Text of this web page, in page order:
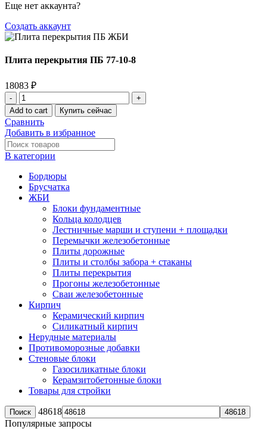
Еще нет аккаунта?
Создать аккаунт
Плита перекрытия ПБ 77-10-8
18083 ₽
Плита
перекрытия
ПБ
77-
10-
8
quantity
Add to cart Купить сейчас
Сравнить
Добавить в избранное
В категории
Бордюры
Брусчатка
ЖБИ
Блоки фундаментные
Кольца колодцев
Лестничные марши и ступени + площадки
Перемычки железобетонные
Плиты дорожные
Плиты и столбы забора + стаканы
Плиты перекрытия
Прогоны железобетонные
Сваи железобетонные
Кирпич
Керамический кирпич
Силикатный кирпич
Нерудные материалы
Противоморозные добавки
Стеновые блоки
Газосиликатные блоки
Керамзитобетонные блоки
Товары для стройки
Поиск
48618
Популярные запросы